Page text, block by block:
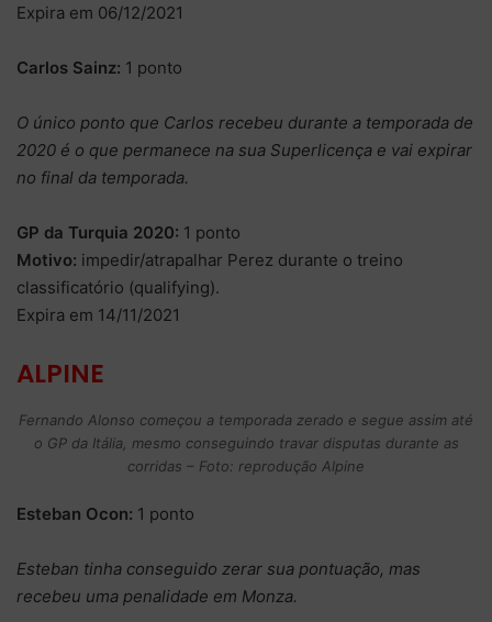
Expira em 06/12/2021
Carlos Sainz: 1 ponto
O único ponto que Carlos recebeu durante a temporada de
2020 é o que permanece na sua Superlicença e vai expirar
no final da temporada.
GP da Turquia 2020: 1 ponto
Motivo: impedir/atrapalhar Perez durante o treino
classificatório (qualifying).
Expira em 14/11/2021
ALPINE
Fernando Alonso começou a temporada zerado e segue assim até
o GP da Itália, mesmo conseguindo travar disputas durante as
corridas – Foto: reprodução Alpine
Esteban Ocon: 1 ponto
Esteban tinha conseguido zerar sua pontuação, mas
recebeu uma penalidade em Monza.